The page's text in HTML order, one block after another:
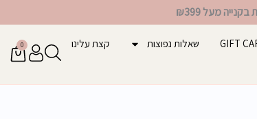
מעל ₪399
GIFT שאלות נפוצות קצת עלינו 0
עגלת
קניות